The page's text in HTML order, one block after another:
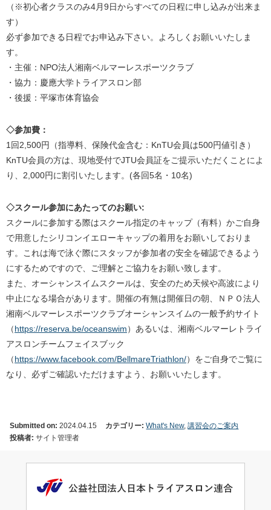
（※初心者クラスのみ4月9日からすべての日程に申し込みが出来ま
す）
必ず参加できる日程でお申込み下さい。よろしくお願いいたしま
す。
・主催：NPO法人湘南ベルマーレスポーツクラブ
・協力：慶應大学トライアスロン部
・後援：平塚市体育協会
◇参加費：
1回2,500円（指導料、保険代金含む：KnTU会員は500円値引き）
KnTU会員の方は、現地受付でJTU会員証をご提示いただくことによ
り、2,000円に割引いたします。(各回5名・10名)
◇スクール参加にあたってのお願い:
スクールに参加する際はスクール指定のキャップ（有料）かご自身
で用意したシリコンイエローキャップの着用をお願いしておりま
す。これは海で泳ぐ際にスタッフが参加者の安全を確認できるよう
にするためですので、ご理解とご協力をお願い致します。
また、オーシャンスイムスクールは、安全のため天候や高波により
中止になる場合があります。開催の有無は開催日の朝、ＮＰＯ法人
湘南ベルマーレスポーツクラブオーシャンスイムの一般予約サイト
（https://reserva.be/oceanswim）あるいは、湘南ベルマーレトライ
アスロンチームフェイスブック
（https://www.facebook.com/BellmareTriathlon/）をご自身でご覧に
なり、必ずご確認いただけますよう、お願いいたします。
Submitted on: 2024.04.15 カテゴリー: What's New,講習会のご案内
投稿者: サイト管理者